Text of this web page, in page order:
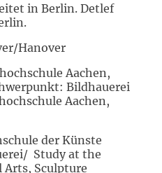
in Berlin. Detlef
Hanover
Aachen,
Bildhauerei
Aachen,
der Künste
Study at the
Sculpture